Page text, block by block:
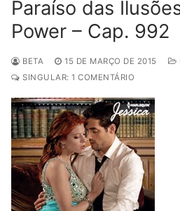
Paraíso das
Power – Cap. 992
BETA 15 DE MARÇO DE 2015
SINGULAR: 1 COMENTÁRIO